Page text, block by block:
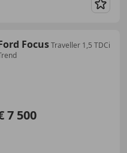
FocusTraveller 1,5 TDCi
7 500